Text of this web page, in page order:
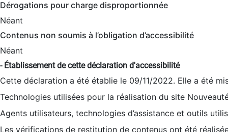
Dérogations pour charge disproportionnée
Néant
Contenus non soumis à l’obligation d’accessibilité
Néant
- Établissement de cette déclaration d'accessibilité
Cette déclaration a été établie le 09/11/2022. Elle a été
Technologies utilisées pour la réalisation du site
Agents utilisateurs, technologies d’assistance et outils
Les vérifications de restitution de contenus ont été